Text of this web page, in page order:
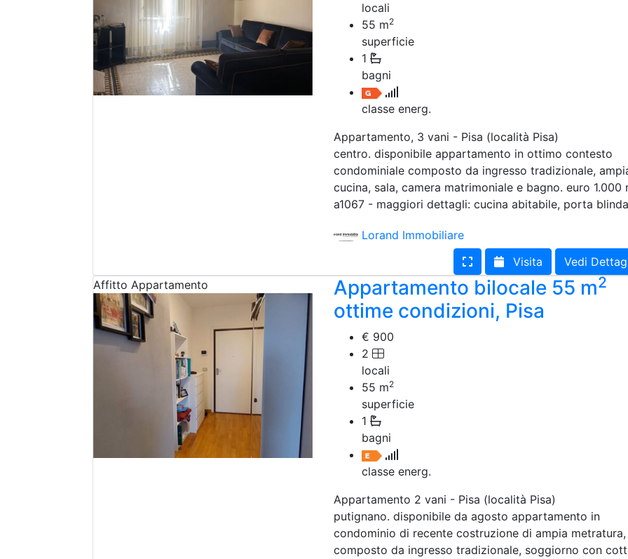
locali
55 m2
superficie
1
bagni
classe energ.
Appartamento, 3 vani - Pisa (località Pisa)
centro. disponibile appartamento in ottimo contesto
condominiale composto da ingresso tradizionale,
cucina, sala, camera matrimoniale e bagno. euro 1.000
a1067 - maggiori dettagli: cucina abitabile, porta
Lorand Immobiliare
Visita
Vedi
Affitto Appartamento Appartamento bilocale 55 m2
ottime condizioni, Pisa
€ 900
2
locali
55 m2
superficie
1
bagni
classe energ.
Appartamento 2 vani - Pisa (località Pisa)
putignano. disponibile da agosto appartamento in
condominio di recente costruzione di ampia metratura,
composto da ingresso tradizionale, soggiorno con